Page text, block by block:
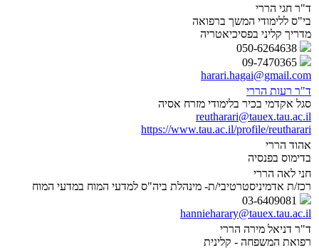
ד"ר חגי הררי
בי"ס ללימודי המשך ברפואה
מדריך קליני בפסיכיאטריה
harari.hagai@gmail.com
ד"ר רעות הררי
סגל אקדמי בכיר בלימודי מזרח אסיה
reutharari@tauex.tau.ac.il
https://www.tau.ac.il/profile/reutharari
אהוד הררי
בדימוס בפנסיה
חני לאה הררי
רכז/ת אדמיניסטרטיבי/ת- מינהלת ביה"ס למדעי המוח במדעי המוח
hannieharary@tauex.tau.ac.il
ד"ר דניאל מירה הררי
רפואת המשפחה - קלינית